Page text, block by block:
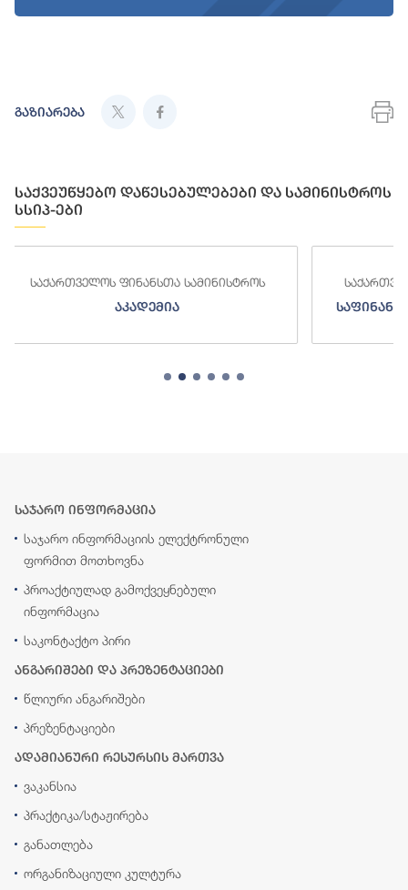
გაზიარება
საქვეუწყებო დაწესებულებები და სამინისტროს
სსიპ-ები
საქართველოს ფინანსთა სამინისტროს
საფინანსო-ანალიტიკური სამსახური
საჯარო ინფორმაცია
საჯარო ინფორმაციის ელექტრონული
ფორმით მოთხოვნა
პროაქტიულად გამოქვეყნებული
ინფორმაცია
საკონტაქტო პირი
ანგარიშები და პრეზენტაციები
წლიური ანგარიშები
პრეზენტაციები
ადამიანური რესურსის მართვა
ვაკანსია
პრაქტიკა/სტაჟირება
განათლება
ორგანიზაციული კულტურა